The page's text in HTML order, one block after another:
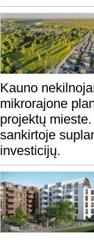
Kauno
mikrorajone
projektų
sankirtoje
investicijų.